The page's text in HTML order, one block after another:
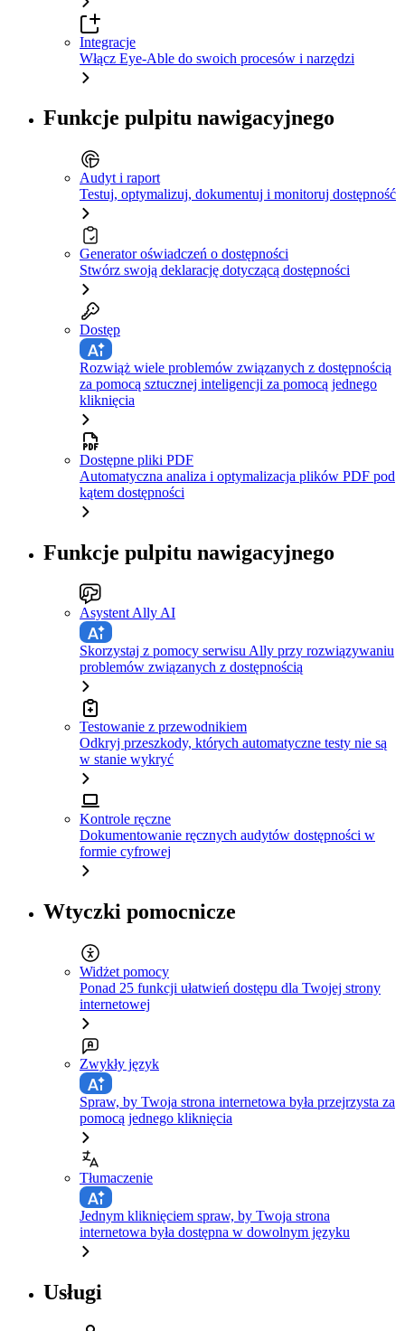
Integracje
Włącz Eye-Able do swoich procesów i narzędzi
Funkcje pulpitu nawigacyjnego
Audyt i raport
Testuj, optymalizuj, dokumentuj i monitoruj dostępność
Generator oświadczeń o dostępności
Stwórz swoją deklarację dotyczącą dostępności
Dostęp
Rozwiąż wiele problemów związanych z dostępnością
za pomocą sztucznej inteligencji za pomocą jednego
kliknięcia
Dostępne pliki PDF
Automatyczna analiza i optymalizacja plików PDF pod
kątem dostępności
Funkcje pulpitu nawigacyjnego
Asystent Ally AI
Skorzystaj z pomocy serwisu Ally przy rozwiązywaniu
problemów związanych z dostępnością
Testowanie z przewodnikiem
Odkryj przeszkody, których automatyczne testy nie są
w stanie wykryć
Kontrole ręczne
Dokumentowanie ręcznych audytów dostępności w
formie cyfrowej
Wtyczki pomocnicze
Widżet pomocy
Ponad 25 funkcji ułatwień dostępu dla Twojej strony
internetowej
Zwykły język
Spraw, by Twoja strona internetowa była przejrzysta za
pomocą jednego kliknięcia
Tłumaczenie
Jednym kliknięciem spraw, by Twoja strona
internetowa była dostępna w dowolnym języku
Usługi